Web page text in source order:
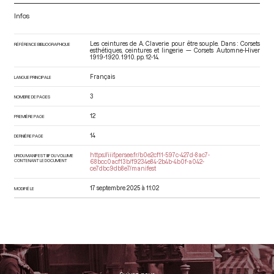
Infos
RÉFÉRENCE BIBLIOGRAPHIQUE
Les ceintures de A. Claverie pour être souple. Dans : Corsets
esthétiques, ceintures et lingerie — Corsets Automne-Hiver
1919-1920 . 1910. pp. 12-14.
LANGUE PRINCIPALE Français
NOMBRE DE PAGES 3
PREMIÈRE PAGE 12
DERNIÈRE PAGE 14
URI DU MANIFEST IIIF DU VOLUME
CONTENANT LE DOCUMENT
https://iiif.persee.fr/b0e2cf11-597c-427d-8ac7-
68bcc0acf13b/f9234e84-2b4b-4b0f-a042-
ce7dbc9db8e7/manifest
MODIFIÉ LE 17 septembre 2025 à 11:02